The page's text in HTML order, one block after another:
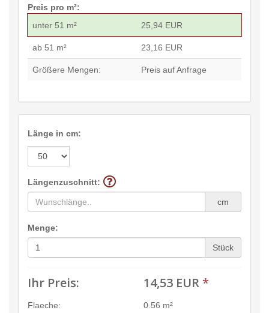
Preis pro m²:
unter 51 m²
25,94 EUR
ab 51 m² 23,16 EUR
Größere Mengen: Preis auf Anfrage
Länge in cm:
Längenzuschnitt:
cm
Menge:
Stück
Ihr Preis: 14,53 EUR*
Flaeche:
0.56 m²